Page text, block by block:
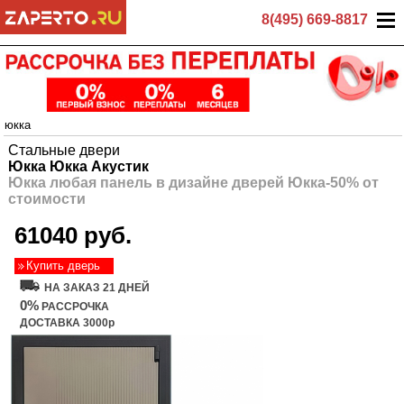
8(495) 669-8817
юкка
Стальные двери
Юкка Юкка Акустик
Юкка любая панель в дизайне дверей Юкка-50% от
стоимости
61040 руб.
Купить дверь
НА ЗАКАЗ 21 ДНЕЙ
0% РАССРОЧКА
ДОСТАВКА 3000р